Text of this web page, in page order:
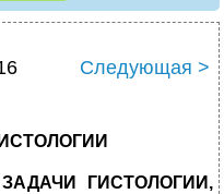
Следующая >
ГИСТОЛОГИИ,